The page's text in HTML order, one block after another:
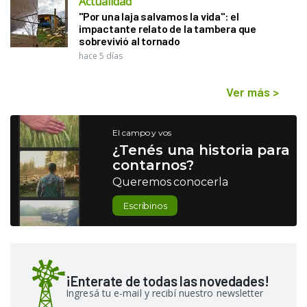
"Por una laja salvamos la vida": el
impactante relato de la tambera que
sobrevivió al tornado
hace 5 días
Ver más >
El campo y vos
¿Tenés una historia para
contarnos?
Queremos conocerla
Escribinos
¡Enterate de todas las novedades!
Ingresá tu e-mail y recibí nuestro newsletter